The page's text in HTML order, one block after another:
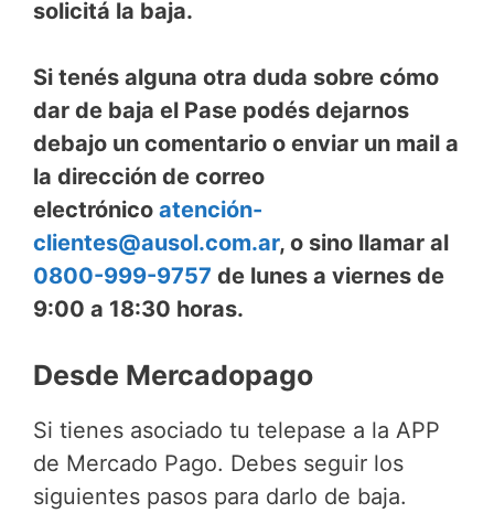
solicitá la baja.
Si tenés alguna otra duda sobre cómo
dar de baja el Pase podés dejarnos
debajo un comentario o enviar un mail a
la dirección de correo
electrónico atención-
clientes@ausol.com.ar, o sino llamar al
0800-999-9757 de lunes a viernes de
9:00 a 18:30 horas.
Desde Mercadopago
Si tienes asociado tu telepase a la APP
de Mercado Pago. Debes seguir los
siguientes pasos para darlo de baja.